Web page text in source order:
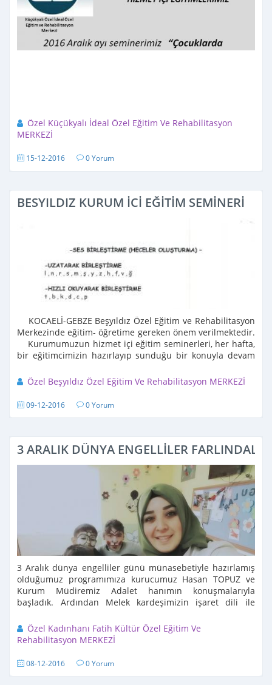
Özel Küçükyalı İdeal Özel Eğitim Ve Rehabilitasyon
MERKEZİ
15-12-2016 0 Yorum
BESYILDIZ KURUM İCİ EĞİTİM SEMİNERİ
KOCAELİ-GEBZE Beşyıldız Özel Eğitim ve Rehabilitasyon
Merkezinde eğitim- öğretime gereken önem verilmektedir.
Kurumumuzun hizmet içi eğitim seminerleri, her hafta,
bir eğitimcimizin hazırlayıp sunduğu bir konuyla devam
Özel Beşyıldız Özel Eğitim Ve Rehabilitasyon MERKEZİ
09-12-2016 0 Yorum
3 ARALIK DÜNYA ENGELLİLER
3 Aralık dünya engelliler günü münasebetiyle hazırlamış
olduğumuz programımıza kurucumuz Hasan TOPUZ ve
Kurum Müdiremiz Adalet hanımın konuşmalarıyla
başladık. Ardından Melek kardeşimizin işaret dili ile
Özel Kadınhanı Fatih Kültür Özel Eğitim Ve
Rehabilitasyon MERKEZİ
08-12-2016 0 Yorum